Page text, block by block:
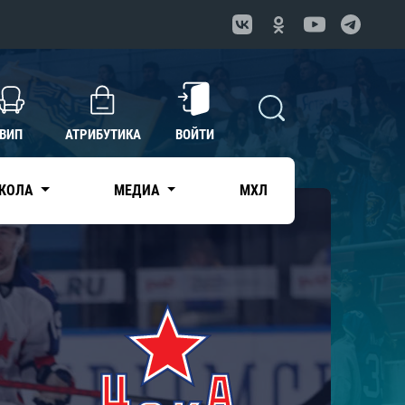
ВИП АТРИБУТИКА ВОЙТИ
МЕДИА МХЛ